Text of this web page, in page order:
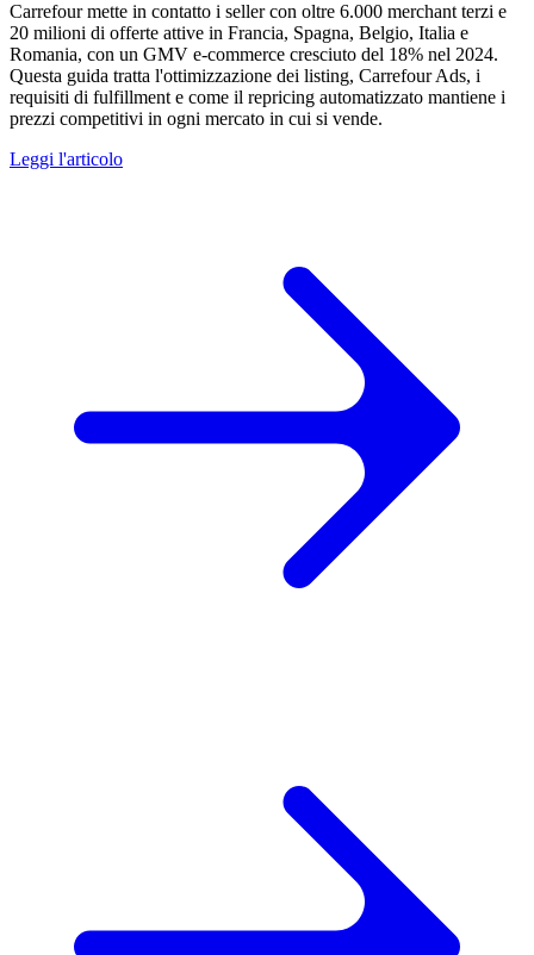
Carrefour mette in contatto i seller con oltre 6.000 merchant terzi e
20 milioni di offerte attive in Francia, Spagna, Belgio, Italia e
Romania, con un GMV e-commerce cresciuto del 18% nel 2024.
Questa guida tratta l'ottimizzazione dei listing, Carrefour Ads, i
requisiti di fulfillment e come il repricing automatizzato mantiene i
prezzi competitivi in ogni mercato in cui si vende.
Leggi l'articolo